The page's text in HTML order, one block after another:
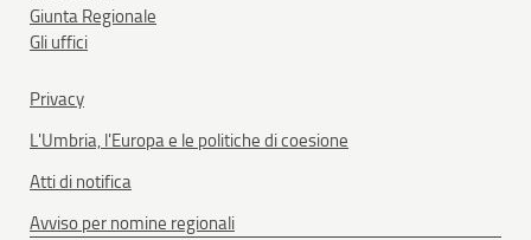
Giunta Regionale
Gli uffici
Privacy
L'Umbria, l'Europa e le politiche di coesione
Atti di notifica
Avviso per nomine regionali